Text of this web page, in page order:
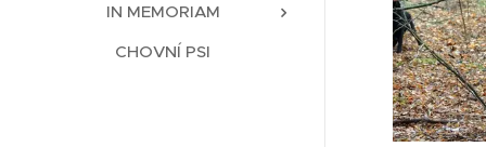
IN MEMORIAM
CHOVNÍ PSI